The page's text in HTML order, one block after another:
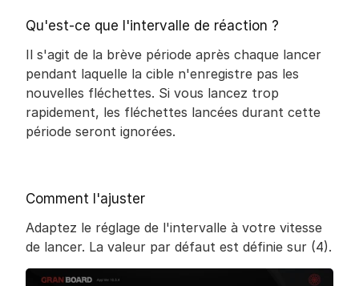
Qu'est-ce que l'intervalle de réaction ?
Il s'agit de la brève période après chaque lancer
pendant laquelle la cible n'enregistre pas les
nouvelles fléchettes. Si vous lancez trop
rapidement, les fléchettes lancées durant cette
période seront ignorées.
Comment l'ajuster
Adaptez le réglage de l'intervalle à votre vitesse
de lancer. La valeur par défaut est définie sur (4).